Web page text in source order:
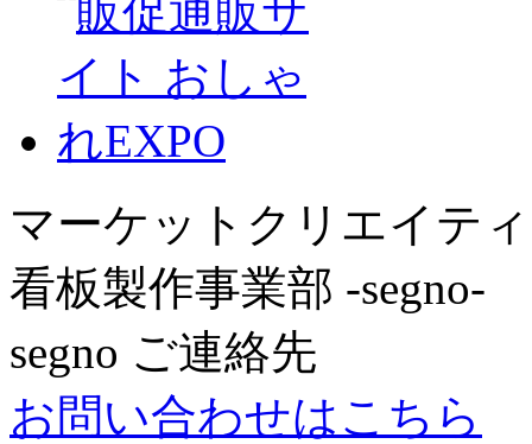
マーケットクリエイテ
看板製作事業部 -segno-
segno ご連絡先
お問い合わせはこちら